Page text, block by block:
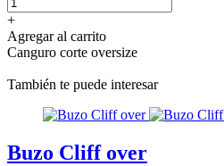
+
Agregar al carrito
Canguro corte oversize
También te puede interesar
Buzo Cliff over